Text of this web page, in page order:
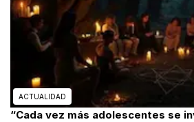
ACTUALIDAD
“Cada vez más adolescentes se